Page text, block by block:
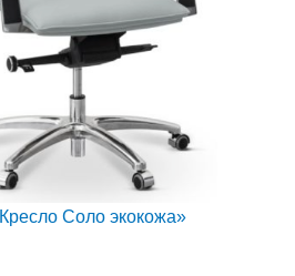
Соло экокожа»